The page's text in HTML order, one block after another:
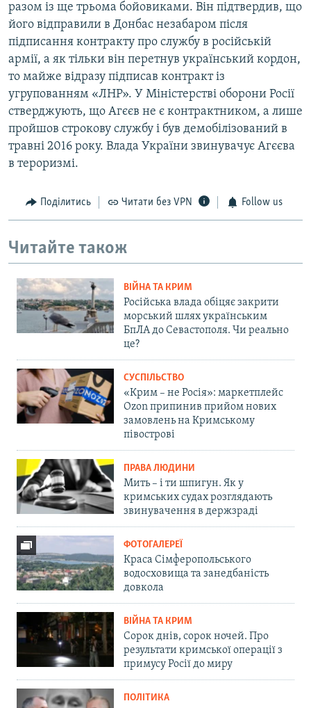
разом із ще трьома бойовиками. Він підтвердив, що
його відправили в Донбас незабаром після
підписання контракту про службу в російській
армії, а як тільки він перетнув український кордон,
то майже відразу підписав контракт із
угрупованням «ЛНР». У Міністерстві оборони Росії
стверджують, що Агєєв не є контрактником, а лише
пройшов строкову службу і був демобілізований в
травні 2016 року. Влада України звинувачує Агєєва
в тероризмі.
Поділитись Читати без VPN Follow us
Читайте також
ВІЙНА ТА КРИМ
Російська влада обіцяє закрити
морський шлях українським
БпЛА до Севастополя. Чи реально
це?
СУСПІЛЬСТВО
«Крим – не Росія»: маркетплейс
Ozon припинив прийом нових
замовлень на Кримському
півострові
ПРАВА ЛЮДИНИ
Мить – і ти шпигун. Як у
кримських судах розглядають
звинувачення в держзраді
ФОТОГАЛЕРЕЇ
Краса Сімферопольського
водосховища та занедбаність
довкола
ВІЙНА ТА КРИМ
Сорок днів, сорок ночей. Про
результати кримської операції з
примусу Росії до миру
ПОЛІТИКА